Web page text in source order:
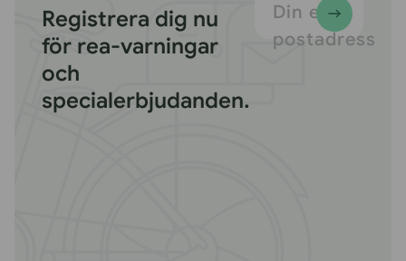
Registrera dig nu
för rea-varningar
och
specialerbjudanden.
Din e-
postadress